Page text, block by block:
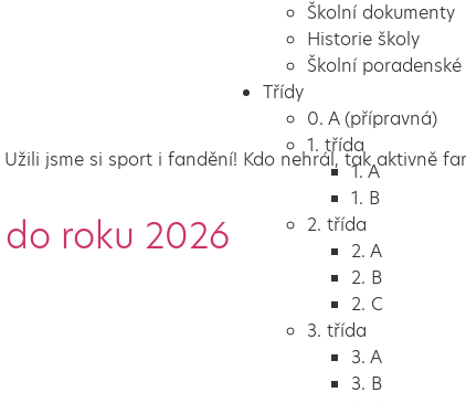
Školní dokumenty
Historie školy
Školní
Třídy
0. A (přípravná)
1. třída
1. A
1. B
2. třída
2. A
2. B
2. C
3. třída
3. A
3. B
jsme si sport i fandění! Kdo nehrál, tak aktivně
roku 2026